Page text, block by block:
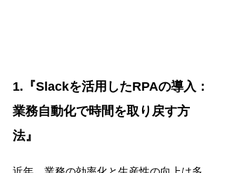
1.『Slackを活用したRPAの導入：
業務自動化で時間を取り戻す方
法』